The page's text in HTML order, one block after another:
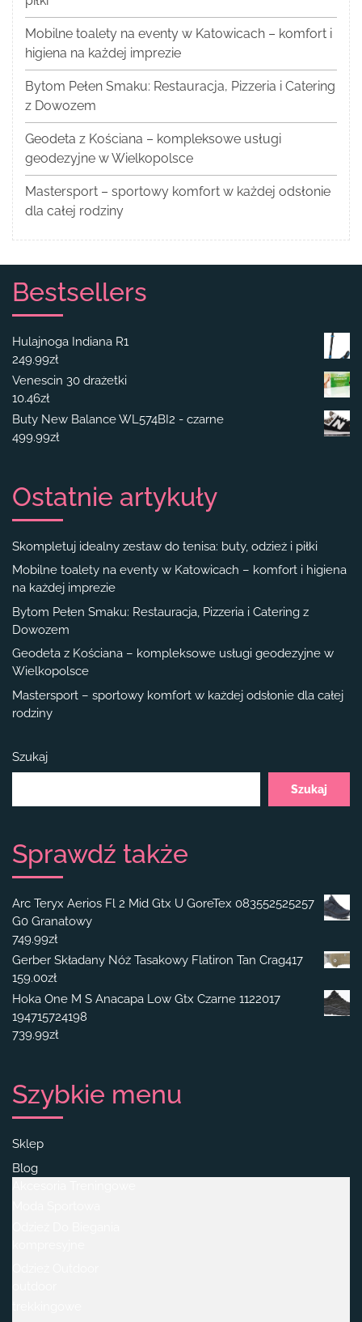
Mobilne toalety na eventy w Katowicach – komfort i
higiena na każdej imprezie
Bytom Pełen Smaku: Restauracja, Pizzeria i Catering
z Dowozem
Geodeta z Kościana – kompleksowe usługi
geodezyjne w Wielkopolsce
Mastersport – sportowy komfort w każdej odsłonie
dla całej rodziny
Bestsellers
Hulajnoga Indiana R1
249.99zł
Venescin 30 drażetki
10.46zł
Buty New Balance WL574BI2 - czarne
499.99zł
Ostatnie artykuły
Skompletuj idealny zestaw do tenisa: buty, odzież i piłki
Mobilne toalety na eventy w Katowicach – komfort i higiena
na każdej imprezie
Bytom Pełen Smaku: Restauracja, Pizzeria i Catering z
Dowozem
Geodeta z Kościana – kompleksowe usługi geodezyjne w
Wielkopolsce
Mastersport – sportowy komfort w każdej odsłonie dla całej
rodziny
Szukaj
Szukaj
Sprawdź także
Arc Teryx Aerios Fl 2 Mid Gtx U GoreTex 083552525257
G0 Granatowy
749.99zł
Gerber Składany Nóż Tasakowy Flatiron Tan Crag417
159.00zł
Hoka One M S Anacapa Low Gtx Czarne 1122017
194715724198
739.99zł
Szybkie menu
Sklep
Blog